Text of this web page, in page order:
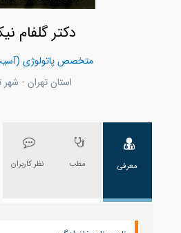
دکتر گلفام
متخصص پاتولوژی
استان تهران - شهر
معرفی مطب نظر کاربران